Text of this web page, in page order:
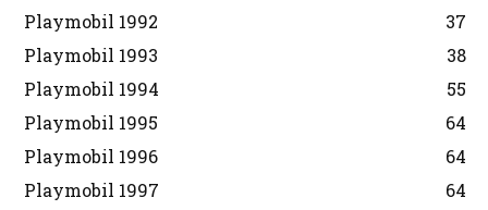
Playmobil 1992
37
Playmobil 1993
38
Playmobil 1994
55
Playmobil 1995
64
Playmobil 1996
64
Playmobil 1997
64